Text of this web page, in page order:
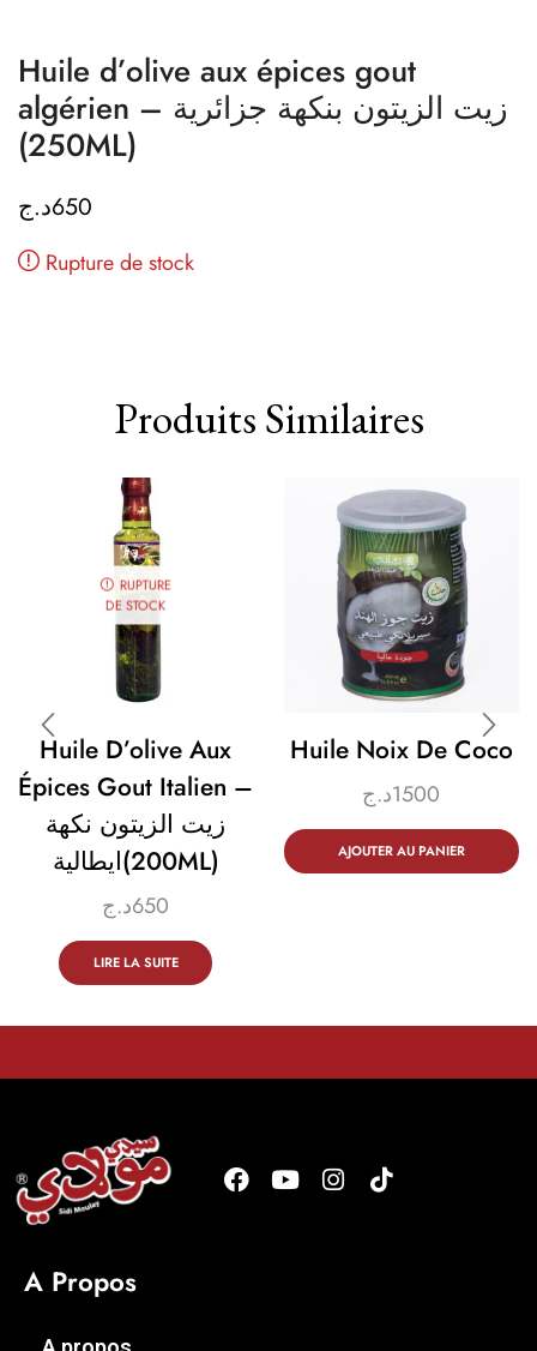
Huile d’olive aux épices gout
algérien – زيت الزيتون بنكهة جزائرية
(250ML)
650د.ج
Rupture de stock
Produits Similaires
RUPTURE
DE STOCK
Huile D’olive Aux
Épices Gout Italien –
زيت الزيتون نكهة
ايطالية(200ML)
650د.ج
LIRE LA SUITE
Huile Noix De Coco
1500د.ج
AJOUTER AU PANIER
A Propos